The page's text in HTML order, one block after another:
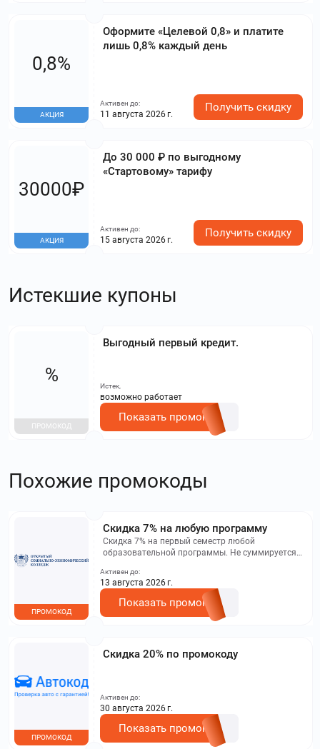
Оформите «Целевой 0,8» и платите
лишь 0,8% каждый день
0,8%
АКЦИЯ
Активен до:
11 августа 2026 г.
Получить скидку
До 30 000 ₽ по выгодному
«Стартовому» тарифу
30000₽
АКЦИЯ
Активен до:
15 августа 2026 г.
Получить скидку
Истекшие купоны
Выгодный первый кредит.
%
ПРОМОКОД
Истек,
возможно работает
Показать промокод
Похожие промокоды
Скидка 7% на любую программу
Скидка 7% на первый семестр любой
образовательной программы. Не суммируется с
на сайте.
ПРОМОКОД
Активен до:
13 августа 2026 г.
Показать промокод
Скидка 20% по промокоду
ПРОМОКОД
Активен до:
30 августа 2026 г.
Показать промокод